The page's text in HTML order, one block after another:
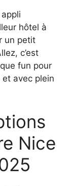
hôtel à
un petit
c’est
fun pour
avec plein
Nice